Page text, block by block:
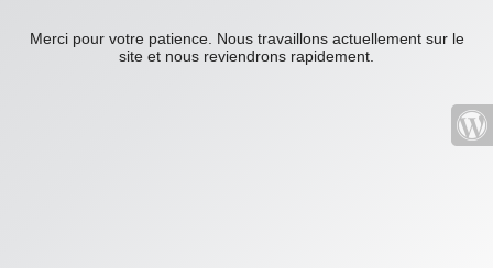
Merci pour votre patience. Nous travaillons actuellement sur le
site et nous reviendrons rapidement.